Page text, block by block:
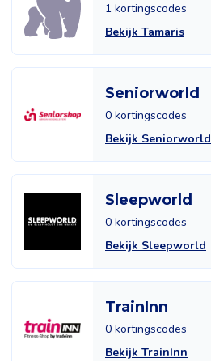
1 kortingscodes
Bekijk Tamaris
Seniorworld
0 kortingscodes
Bekijk Seniorworld
Sleepworld
0 kortingscodes
Bekijk Sleepworld
TrainInn
0 kortingscodes
Bekijk TrainInn